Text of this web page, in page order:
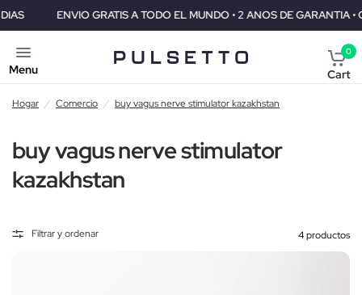
ENVIO GRATIS A TODO EL MUNDO • 2 ANOS DE GARANTIA •
Menu
0
Cart
Hogar / Comercio / buy vagus nerve stimulator kazakhstan
buy vagus nerve stimulator
kazakhstan
Filtrar y ordenar 4 productos